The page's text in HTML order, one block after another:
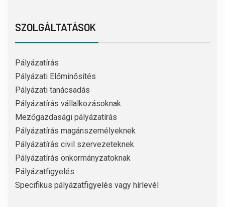
SZOLGÁLTATÁSOK
Pályázatírás
Pályázati Előminősítés
Pályázati tanácsadás
Pályázatírás vállalkozásoknak
Mezőgazdasági pályázatírás
Pályázatírás magánszemélyeknek
Pályázatírás civil szervezeteknek
Pályázatírás önkormányzatoknak
Pályázatfigyelés
Specifikus pályázatfigyelés vagy hírlevél